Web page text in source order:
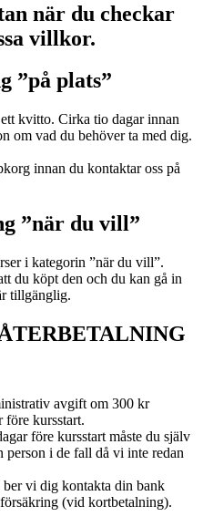
när du checkar
villkor.
”på plats”
kvitto. Cirka tio dagar innan
om vad du behöver ta med dig.
innan du kontaktar oss på
”när du vill”
i kategorin ”när du vill”.
du köpt den och du kan gå in
tillgänglig.
avgift om 300 kr
före kursstart.
före kursstart måste du själv
person i de fall då vi inte redan
vi dig kontakta din bank
(vid kortbetalning).